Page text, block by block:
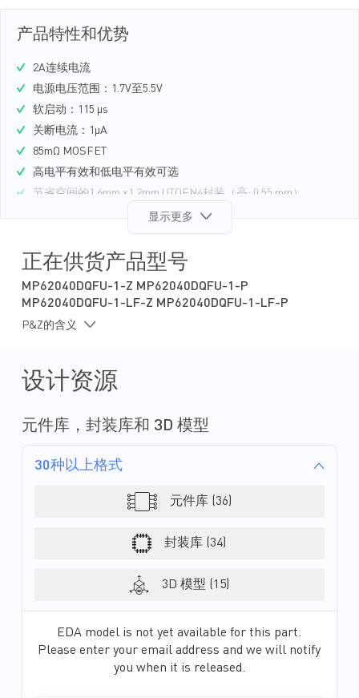
产品特性和优势
2A连续电流
电源电压范围：1.7V至5.5V
软启动：115 μs
关断电流：1μA
85mΩ MOSFET
高电平有效和低电平有效可选
节省空间的1.6mm x1.2mm UTQFN4封装（高: 0.55 mm）
显示更多
正在供货产品型号
MP62040DQFU-1-Z MP62040DQFU-1-P
MP62040DQFU-1-LF-Z MP62040DQFU-1-LF-P
P&Z的含义
设计资源
元件库，封装库和 3D 模型
30种以上格式
元件库 (36)
封装库 (34)
3D 模型 (15)
EDA model is not yet available for this part.
Please enter your email address and we will notify
you when it is released.